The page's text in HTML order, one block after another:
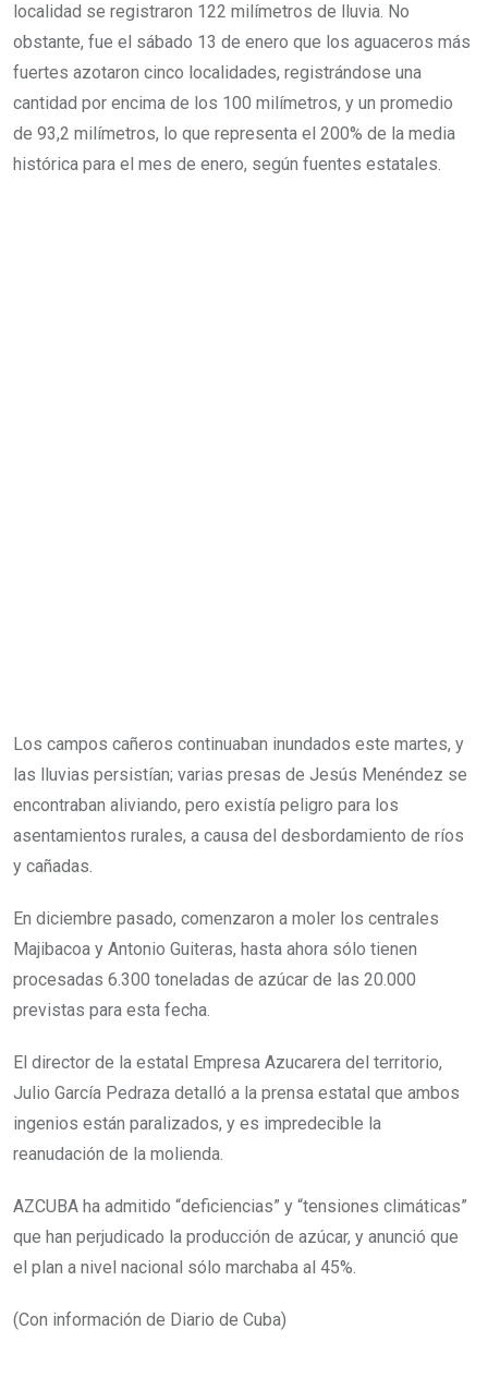
localidad se registraron 122 milímetros de lluvia. No
obstante, fue el sábado 13 de enero que los aguaceros más
fuertes azotaron cinco localidades, registrándose una
cantidad por encima de los 100 milímetros, y un promedio
de 93,2 milímetros, lo que representa el 200% de la media
histórica para el mes de enero, según fuentes estatales.
Los campos cañeros continuaban inundados este martes, y
las lluvias persistían; varias presas de Jesús Menéndez se
encontraban aliviando, pero existía peligro para los
asentamientos rurales, a causa del desbordamiento de ríos
y cañadas.
En diciembre pasado, comenzaron a moler los centrales
Majibacoa y Antonio Guiteras, hasta ahora sólo tienen
procesadas 6.300 toneladas de azúcar de las 20.000
previstas para esta fecha.
El director de la estatal Empresa Azucarera del territorio,
Julio García Pedraza detalló a la prensa estatal que ambos
ingenios están paralizados, y es impredecible la
reanudación de la molienda.
AZCUBA ha admitido “deficiencias” y “tensiones climáticas”
que han perjudicado la producción de azúcar, y anunció que
el plan a nivel nacional sólo marchaba al 45%.
(Con información de Diario de Cuba)